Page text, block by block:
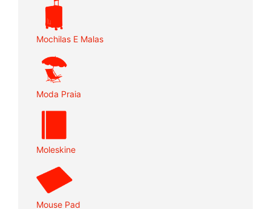
Mochilas E Malas
Moda Praia
Moleskine
Mouse Pad